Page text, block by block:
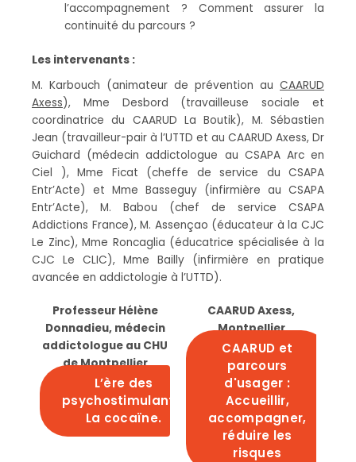
l’accompagnement ? Comment assurer la
continuité du parcours ?
Les intervenants :
M. Karbouch (animateur de prévention au CAARUD
Axess), Mme Desbord (travailleuse sociale et
coordinatrice du CAARUD La Boutik), M. Sébastien
Jean (travailleur-pair à l’UTTD et au CAARUD Axess, Dr
Guichard (médecin addictologue au CSAPA Arc en
Ciel ), Mme Ficat (cheffe de service du CSAPA
Entr’Acte) et Mme Basseguy (infirmière au CSAPA
Entr’Acte), M. Babou (chef de service CSAPA
Addictions France), M. Assençao (éducateur à la CJC
Le Zinc), Mme Roncaglia (éducatrice spécialisée à la
CJC Le CLIC), Mme Bailly (infirmière en pratique
avancée en addictologie à l’UTTD).
Professeur Hélène
Donnadieu, médecin
addictologue au CHU
de Montpellier
L’ère des
psychostimulants.
La cocaïne.
CAARUD Axess,
Montpellier
CAARUD et
parcours
d'usager :
Accueillir,
accompagner,
réduire les
risques